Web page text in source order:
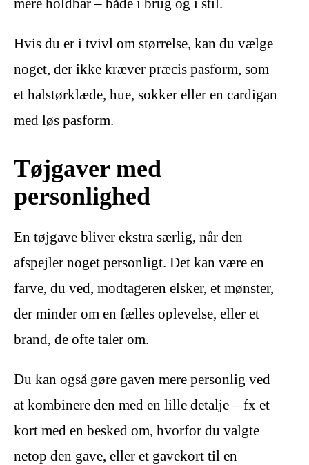
mere holdbar – både i brug og i stil.
Hvis du er i tvivl om størrelse, kan du vælge
noget, der ikke kræver præcis pasform, som
et halstørklæde, hue, sokker eller en cardigan
med løs pasform.
Tøjgaver med
personlighed
En tøjgave bliver ekstra særlig, når den
afspejler noget personligt. Det kan være en
farve, du ved, modtageren elsker, et mønster,
der minder om en fælles oplevelse, eller et
brand, de ofte taler om.
Du kan også gøre gaven mere personlig ved
at kombinere den med en lille detalje – fx et
kort med en besked om, hvorfor du valgte
netop den gave, eller et gavekort til en